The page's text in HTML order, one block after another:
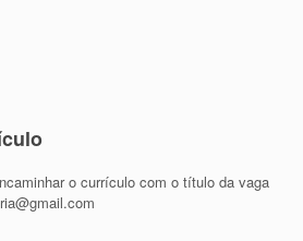
o currículo com o título da vaga